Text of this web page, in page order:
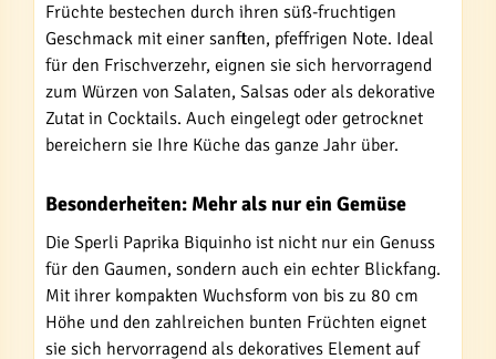
Früchte bestechen durch ihren süß-fruchtigen
Geschmack mit einer sanften, pfeffrigen Note. Ideal
für den Frischverzehr, eignen sie sich hervorragend
zum Würzen von Salaten, Salsas oder als dekorative
Zutat in Cocktails. Auch eingelegt oder getrocknet
bereichern sie Ihre Küche das ganze Jahr über.
Besonderheiten: Mehr als nur ein Gemüse
Die Sperli Paprika Biquinho ist nicht nur ein Genuss
für den Gaumen, sondern auch ein echter Blickfang.
Mit ihrer kompakten Wuchsform von bis zu 80 cm
Höhe und den zahlreichen bunten Früchten eignet
sie sich hervorragend als dekoratives Element auf